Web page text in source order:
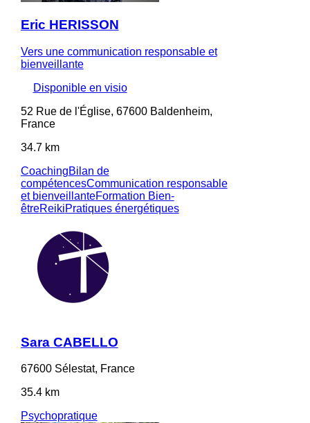
Eric HERISSON
Vers une communication responsable et
bienveillante
Disponible en visio
52 Rue de l'Église, 67600 Baldenheim,
France
34.7 km
CoachingBilan de
compétencesCommunication responsable
et bienveillanteFormation Bien-
êtreReikiPratiques énergétiques
Sara CABELLO
67600 Sélestat, France
35.4 km
Psychopratique